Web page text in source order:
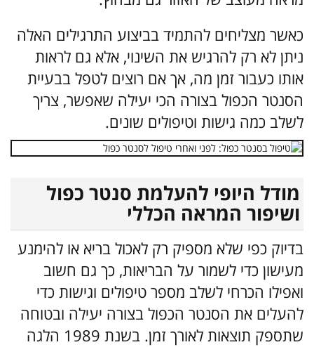
כאשר מצליחים להתמיד בביצוע התרגילים האלה
ניתן לא רק להרגיש את השינוי, אלא גם לראות
אותו כעבור זמן מה, אך אם רוצים לטפל בבעיית
הסנטר הכפול בצורה הכי יעילה שאפשר, צריך
לשלב כמה גישות וטיפולים שונים.
מודל היופי להעלמת סנטר כפול
ושיפור המראה הכללי
בדיוק כפי שלא מספיק רק לאכול בריא או להימנע
מעישון כדי לשמור על הבריאות, כך גם חשוב
ואפילו הכרחי לשלב מספר טיפולים וגישות כדי
להעלים את הסנטר הכפול בצורה יעילה ובטוחה
שתספק תוצאות לאורך זמן. בשנת 1989 הלגה